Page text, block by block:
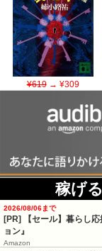
¥619→ ¥309
稼げ
2026/08/06まで
[PR]
【セール】暮らし
ョン』
Amazon